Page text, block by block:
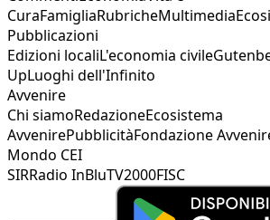
CuraFamigliaRubricheMultimedia
Pubblicazioni
Edizioni localiL'economia civile
UpLuoghi dell'Infinito
Avvenire
Chi siamoRedazioneEcosistema
AvvenirePubblicitàFondazione
Mondo CEI
SIRRadio InBluTV2000FISC